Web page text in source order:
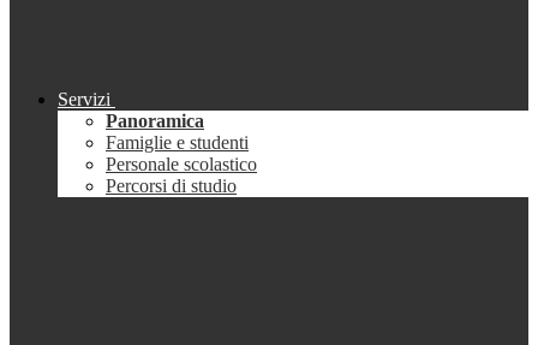
Servizi
Panoramica
Famiglie e studenti
Personale scolastico
Percorsi di studio